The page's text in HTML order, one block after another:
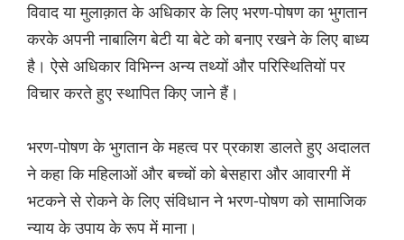
विवाद या मुलाक़ात के अधिकार के लिए भरण-पोषण का भुगतान
करके अपनी नाबालिग बेटी या बेटे को बनाए रखने के लिए बाध्य
है। ऐसे अधिकार विभिन्न अन्य तथ्यों और परिस्थितियों पर
विचार करते हुए स्थापित किए जाने हैं।
भरण-पोषण के भुगतान के महत्व पर प्रकाश डालते हुए अदालत
ने कहा कि महिलाओं और बच्चों को बेसहारा और आवारगी में
भटकने से रोकने के लिए संविधान ने भरण-पोषण को सामाजिक
न्याय के उपाय के रूप में माना।